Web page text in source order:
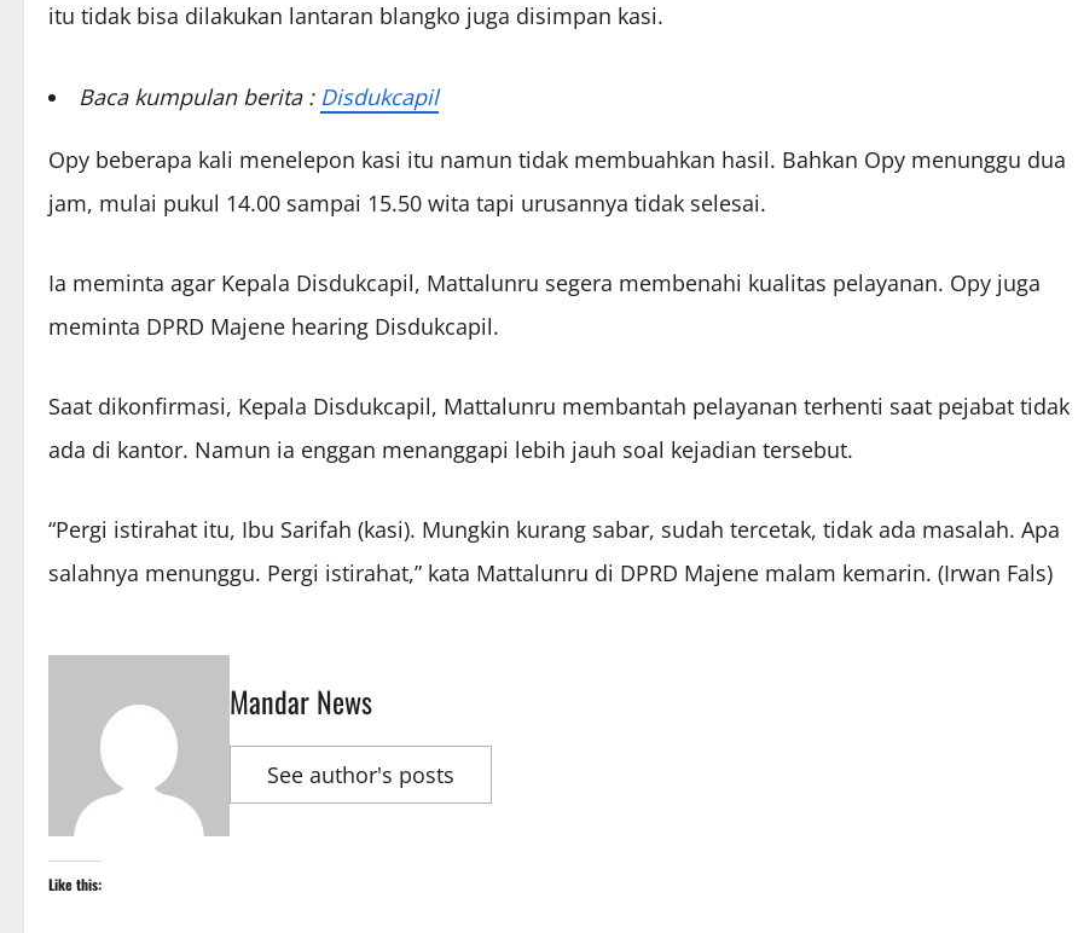
itu tidak bisa dilakukan lantaran blangko juga disimpan kasi.
Baca kumpulan berita : Disdukcapil
Opy beberapa kali menelepon kasi itu namun tidak membuahkan hasil. Bahkan Opy menunggu dua
jam, mulai pukul 14.00 sampai 15.50 wita tapi urusannya tidak selesai.
Ia meminta agar Kepala Disdukcapil, Mattalunru segera membenahi kualitas pelayanan. Opy juga
meminta DPRD Majene hearing Disdukcapil.
Saat dikonfirmasi, Kepala Disdukcapil, Mattalunru membantah pelayanan terhenti saat pejabat tidak
ada di kantor. Namun ia enggan menanggapi lebih jauh soal kejadian tersebut.
“Pergi istirahat itu, Ibu Sarifah (kasi). Mungkin kurang sabar, sudah tercetak, tidak ada masalah. Apa
salahnya menunggu. Pergi istirahat,” kata Mattalunru di DPRD Majene malam kemarin. (Irwan Fals)
Mandar News
See author's posts
Like this: